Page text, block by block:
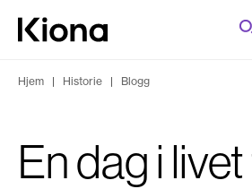
Hopp til innhold
Gå til forsiden
Hjem | Historie | Blogg
En dag i